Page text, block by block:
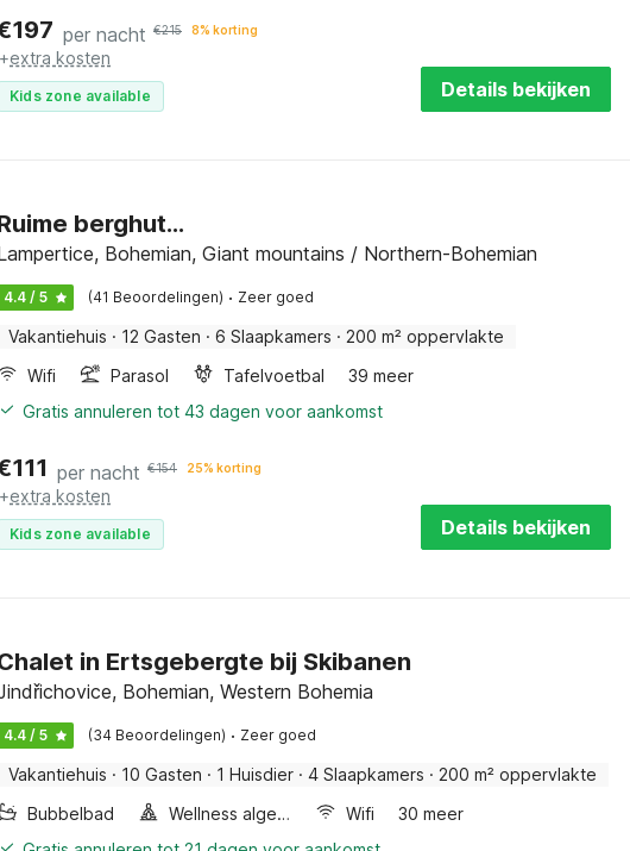
197 per nacht €215 8% korting
+extra kosten
Kids zone available Details bekijken
berghut...
Bohemian, Giant mountains / Northern-Bohemian
4.4 / 5 (41 Beoordelingen) · Zeer goed
Vakantiehuis · 12 Gasten · 6 Slaapkamers · 200 m² oppervlakte
Wifi
Parasol Tafelvoetbal
39 meer
Gratis annuleren tot 43 dagen voor aankomst
111 per nacht €154 25% korting
+extra kosten
Kids zone available Details bekijken
in Ertsgebergte bij Skibanen
Bohemian, Western Bohemia
4.4 / 5 (34 Beoordelingen) · Zeer goed
Vakantiehuis · 10 Gasten · 1 Huisdier · 4 Slaapkamers · 200 m² oppervlakte
Bubbelbad
Wellness algemeen Wifi
30 meer